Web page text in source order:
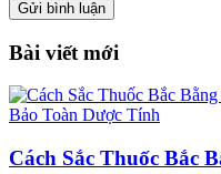
Bài viết mới
Cách Sắc Thuốc Bắc